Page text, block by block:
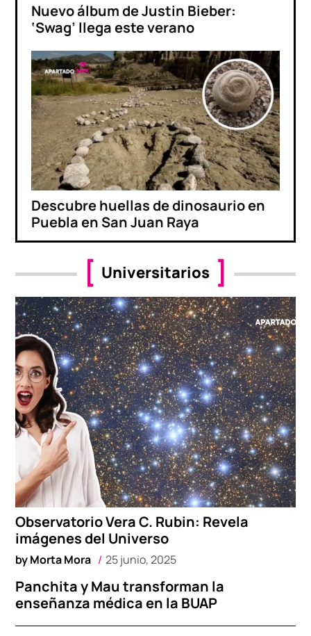
Nuevo álbum de Justin Bieber:
‘Swag’ llega este verano
Descubre huellas de dinosaurio en
Puebla en San Juan Raya
Universitarios
Observatorio Vera C. Rubin: Revela
imágenes del Universo
byMorta Mora 25 junio, 2025
Panchita y Mau transforman la
enseñanza médica en la BUAP